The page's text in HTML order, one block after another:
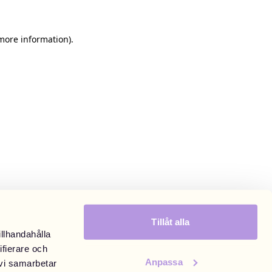
och
samarbetar
Tillåt alla
Anpassa
information).